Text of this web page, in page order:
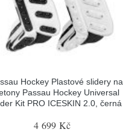
Hockey Plastové slidery na
Passau Hockey Universal
Kit PRO ICESKIN 2.0, černá
4 699 Kč